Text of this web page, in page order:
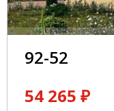
92-52
54 265 ₽